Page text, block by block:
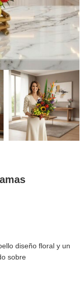
diseño floral y un
sobre